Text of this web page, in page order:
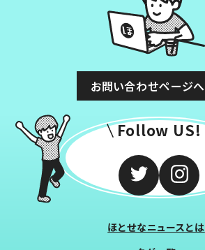
お問い合わせページへ
Follow US!
ほとせなニュースとは